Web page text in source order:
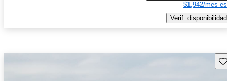
$1,942/mes
Verif. disponibilidad